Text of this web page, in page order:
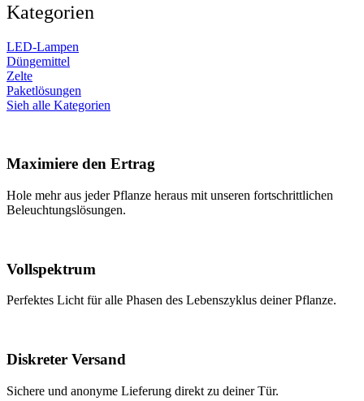
Kategorien
LED-Lampen
Düngemittel
Zelte
Paketlösungen
Sieh alle Kategorien
Maximiere den Ertrag
Hole mehr aus jeder Pflanze heraus mit unseren fortschrittlichen
Beleuchtungslösungen.
Vollspektrum
Perfektes Licht für alle Phasen des Lebenszyklus deiner Pflanze.
Diskreter Versand
Sichere und anonyme Lieferung direkt zu deiner Tür.